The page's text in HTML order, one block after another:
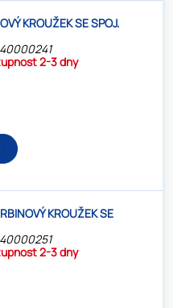
KROUŽEK SE SPOJ.
2-3 dny
KROUŽEK SE
2-3 dny